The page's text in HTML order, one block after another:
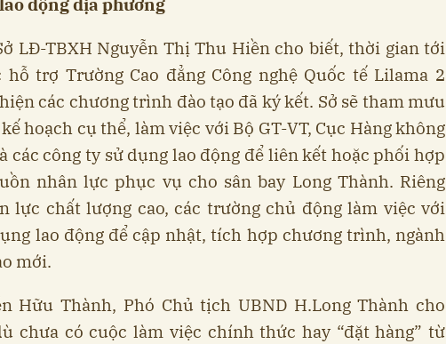
động địa phương
LĐ-TBXH Nguyễn Thị Thu Hiền cho biết, thời gian tới
hỗ trợ Trường Cao đẳng Công nghệ Quốc tế Lilama 2
các chương trình đào tạo đã ký kết. Sở sẽ tham mưu
hoạch cụ thể, làm việc với Bộ GT-VT, Cục Hàng không
các công ty sử dụng lao động để liên kết hoặc phối hợp
nhân lực phục vụ cho sân bay Long Thành. Riêng
lực chất lượng cao, các trường chủ động làm việc với
lao động để cập nhật, tích hợp chương trình, ngành
mới.
Hữu Thành, Phó Chủ tịch UBND H.Long Thành cho
chưa có cuộc làm việc chính thức hay “đặt hàng” từ